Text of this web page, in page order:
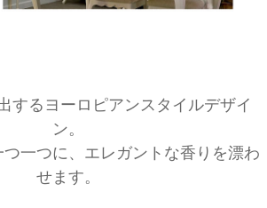
するヨーロピアンスタイルデザイ
ン。
一つに、エレガントな香りを漂わ
せます。